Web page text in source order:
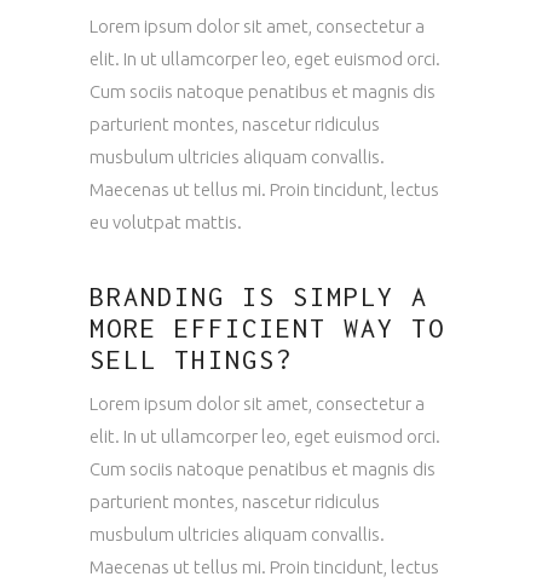
Lorem ipsum dolor sit amet, consectetur a
elit. In ut ullamcorper leo, eget euismod orci.
Cum sociis natoque penatibus et magnis dis
parturient montes, nascetur ridiculus
musbulum ultricies aliquam convallis.
Maecenas ut tellus mi. Proin tincidunt, lectus
eu volutpat mattis.
BRANDING IS SIMPLY A
MORE EFFICIENT WAY TO
SELL THINGS?
Lorem ipsum dolor sit amet, consectetur a
elit. In ut ullamcorper leo, eget euismod orci.
Cum sociis natoque penatibus et magnis dis
parturient montes, nascetur ridiculus
musbulum ultricies aliquam convallis.
Maecenas ut tellus mi. Proin tincidunt, lectus